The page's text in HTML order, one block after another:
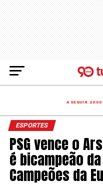
A SEGUIR:
ESPORTES
PSG vence o
é bicampeão
Campeões da